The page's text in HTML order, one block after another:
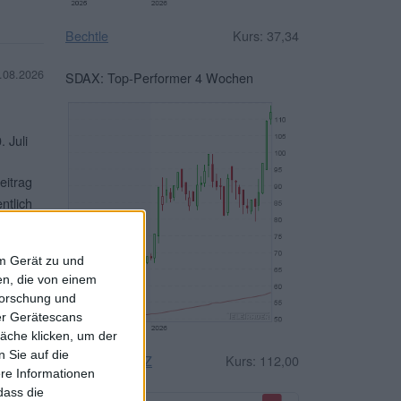
Gerät zu und
die von einem
und
Gerätescans
klicken, um der
Sie auf die
Informationen
die
Juli
und
Bechtle Kurs: 37,34
SDAX: Top-Performer 4 Wochen
Drägerwerk VZ Kurs: 112,00